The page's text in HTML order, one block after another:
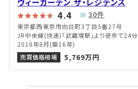
4.4 30件
東京都西東京市向台町3丁目5番27号
JR中央線(快速)「武蔵境駅」より徒歩で24分
2010年8月(築16年)
売買価格相場
5,769万円